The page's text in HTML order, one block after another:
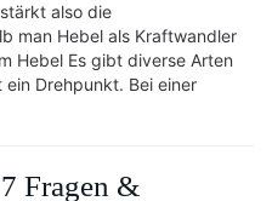
also die
man Hebel als Kraftwandler
Hebel Es gibt diverse Arten
ein Drehpunkt. Bei einer
Fragen &